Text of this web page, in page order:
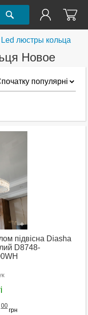
люстры кольца
Новое
підвісна Diasha
D8748-
00
грн